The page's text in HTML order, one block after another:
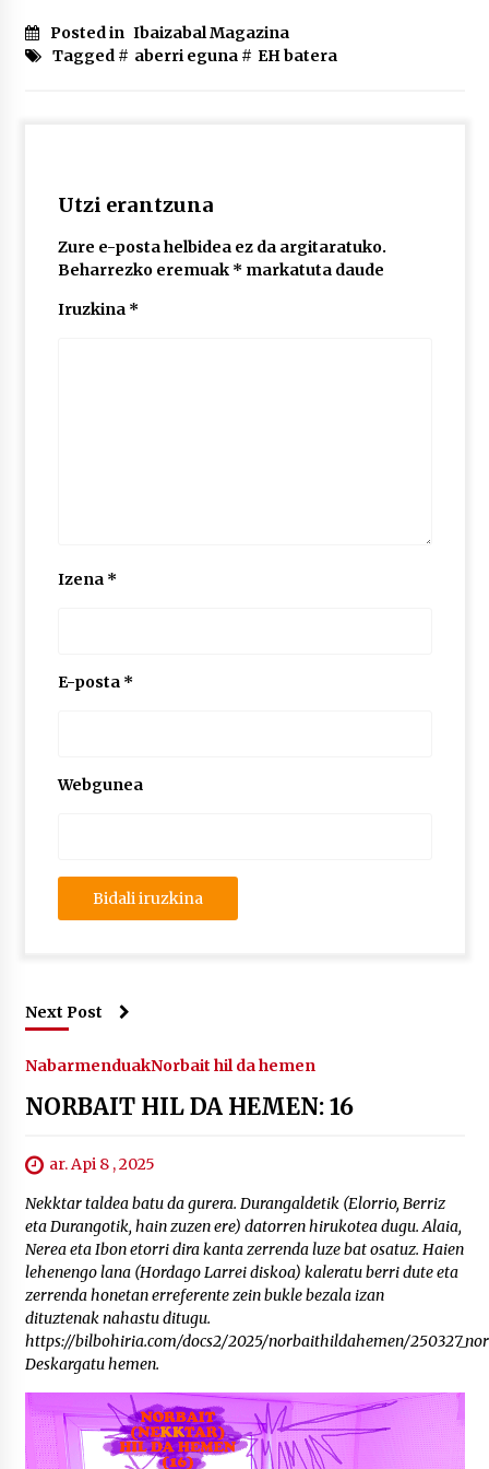
MUSIBLA #297: Bide, Boards Of Canada, Somak,
Posted in Ibaizabal Magazina
Tagged # aberri eguna# EH batera
Utzi erantzuna
Zure e-posta helbidea ez da argitaratuko.
Beharrezko eremuak * markatuta daude
Iruzkina *
Izena *
E-posta *
Webgunea
Next Post
NabarmenduakNorbait hil da hemen
NORBAIT HIL DA HEMEN: 16
ar. Api 8 , 2025
Nekktar taldea batu da gurera. Durangaldetik (Elorrio, Berriz
eta Durangotik, hain zuzen ere) datorren hirukotea dugu. Alaia,
Nerea eta Ibon etorri dira kanta zerrenda luze bat osatuz. Haien
lehenengo lana (Hordago Larrei diskoa) kaleratu berri dute eta
zerrenda honetan erreferente zein bukle bezala izan
dituztenak nahastu ditugu.
https://bilbohiria.com/docs2/2025/norbaithildahemen/
Deskargatu hemen.